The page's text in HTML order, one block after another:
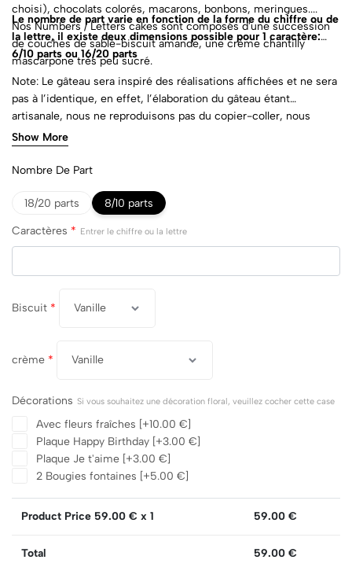
choisi), chocolats colorés, macarons, bonbons, meringues....
Nos Numbers / Letters cakes sont composés d'une succession
de couches de sablé-biscuit amande, une crème chantilly
mascarpone très peu sucré.
Le nombre de part varie en fonction de la forme du chiffre ou de
la lettre, il existe deux dimensions possible pour 1 caractère:
6/10 parts ou 16/20 parts
Note: Le gâteau sera inspiré des réalisations affichées et ne sera
pas à l’identique, en effet, l’élaboration du gâteau étant
artisanale, nous ne reproduisons pas du copier-coller, nous
favorisons un design unique à chaque client.
Show More
Nombre De Part
18/20 parts 8/10 parts
Caractères * Entrer le chiffre ou la lettre
Biscuit *
crème *
Décorations Si vous souhaitez une décoration floral, veuillez cocher cette case
Avec fleurs fraîches [+10.00 €]
Plaque Happy Birthday [+3.00 €]
Plaque Je t'aime [+3.00 €]
2 Bougies fontaines [+5.00 €]
Product Price 59.00 € x 1 59.00 €
Total 59.00 €